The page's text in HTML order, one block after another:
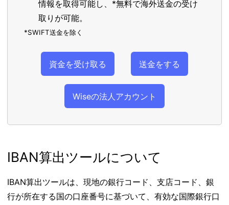
情報を取得可能し、*無料で海外送金の受け
取りが可能。
*SWIFT送金を除く
資金を受け取る 送金をする
Wiseの法人アカウント
IBAN算出ツールについて
IBAN算出ツールは、現地の銀行コード、支店コード、銀
行が所在する国の口座番号に基づいて、有効な国際銀行口